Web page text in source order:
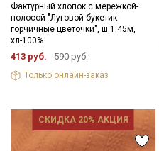
Фактурный хлопок с мережкой-
полосой "Луговой букетик-
горчичные цветочки", ш.1.45м,
хл-100%
413 руб. 590 руб.
Только онлайн-заказ
СКИДКА 20% АКЦИЯ